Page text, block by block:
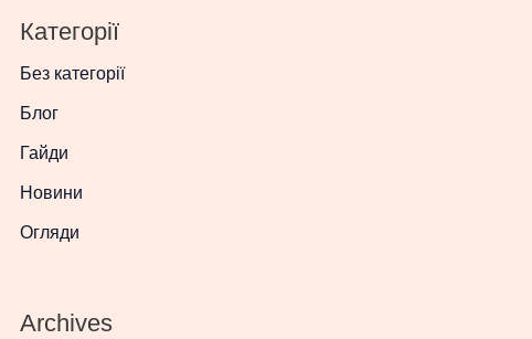
Категорії
Без категорії
Блог
Гайди
Новини
Огляди
Archives